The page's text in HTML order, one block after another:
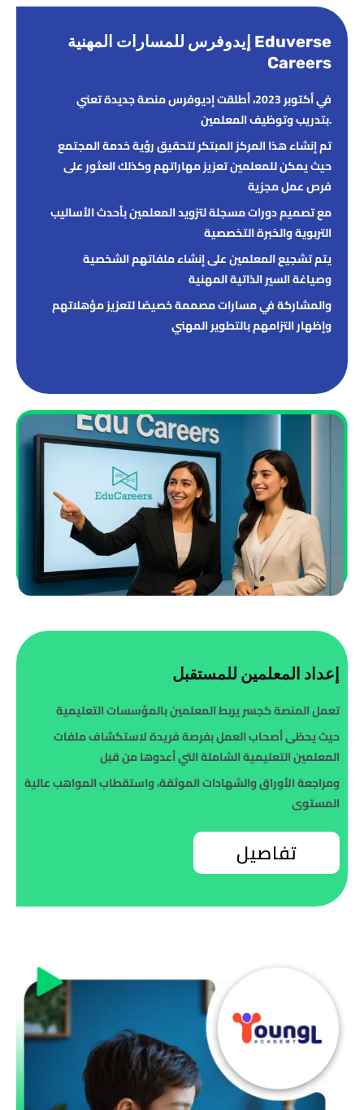
إيدوفرس للمسارات المهنية Eduverse
Careers
في أكتوبر 2023، أطلقت إديوفرس منصة جديدة تعني
بتدريب وتوظيف المعلمين.
تم إنشاء هذا المركز المبتكر لتحقيق رؤية خدمة المجتمع
حيث يمكن للمعلمين تعزيز مهاراتهم وكذلك العثور على
فرص عمل مجزية
مع تصميم دورات مسجلة لتزويد المعلمين بأحدث الأساليب
التربوية والخبرة التخصصية
يتم تشجيع المعلمين على إنشاء ملفاتهم الشخصية
وصياغة السير الذاتية المهنية
والمشاركة في مسارات مصممة خصيصًا لتعزيز مؤهلاتهم
وإظهار التزامهم بالتطوير المهني
إعداد المعلمين للمستقبل
تعمل المنصة كجسر يربط المعلمين بالمؤسسات التعليمية
حيث يحظى أصحاب العمل بفرصة فريدة لاستكشاف ملفات
المعلمين التعليمية الشاملة التي أعدوها من قبل
ومراجعة الأوراق والشهادات الموثقة، واستقطاب المواهب عالية
المستوى
تفاصيل